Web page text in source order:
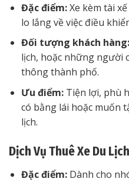
Đặc điểm:Xe kèm tài
lo lắng về việc điều
Đối tượng khách hàng:
lịch, hoặc những người
thông thành phố.
Ưu điểm:Tiện lợi, phù
có bằng lái hoặc muốn
lịch.
Dịch Vụ Thuê Xe Du Lịch
Đặc điểm:Dành cho